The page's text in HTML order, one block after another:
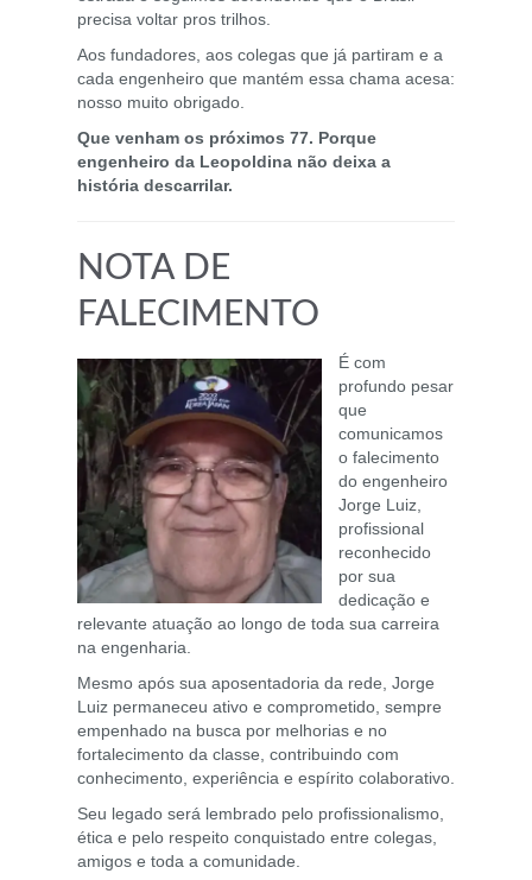
precisa voltar pros trilhos.
Aos fundadores, aos colegas que já partiram e a
cada engenheiro que mantém essa chama acesa:
nosso muito obrigado.
Que venham os próximos 77. Porque
engenheiro da Leopoldina não deixa a
história descarrilar.
NOTA DE
FALECIMENTO
É com
profundo pesar
que
comunicamos
o falecimento
do engenheiro
Jorge Luiz,
profissional
reconhecido
por sua
dedicação e
relevante atuação ao longo de toda sua carreira
na engenharia.
Mesmo após sua aposentadoria da rede, Jorge
Luiz permaneceu ativo e comprometido, sempre
empenhado na busca por melhorias e no
fortalecimento da classe, contribuindo com
conhecimento, experiência e espírito colaborativo.
Seu legado será lembrado pelo profissionalismo,
ética e pelo respeito conquistado entre colegas,
amigos e toda a comunidade.